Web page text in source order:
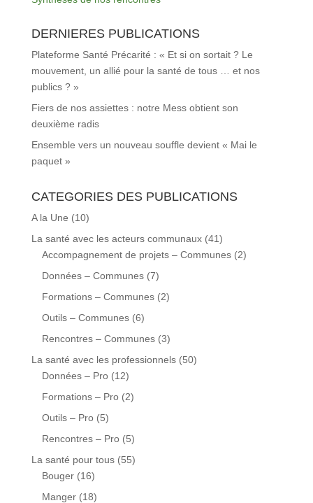
DERNIERES PUBLICATIONS
Plateforme Santé Précarité : « Et si on sortait ? Le
mouvement, un allié pour la santé de tous … et nos
publics ? »
Fiers de nos assiettes : notre Mess obtient son
deuxième radis
Ensemble vers un nouveau souffle devient « Mai le
paquet »
CATEGORIES DES PUBLICATIONS
A la Une (10)
La santé avec les acteurs communaux(41)
Accompagnement de projets – Communes(2)
Données – Communes(7)
Formations – Communes(2)
Outils – Communes(6)
Rencontres – Communes(3)
La santé avec les professionnels(50)
Données – Pro(12)
Formations – Pro(2)
Outils – Pro(5)
Rencontres – Pro(5)
La santé pour tous(55)
Bouger(16)
Manger(18)